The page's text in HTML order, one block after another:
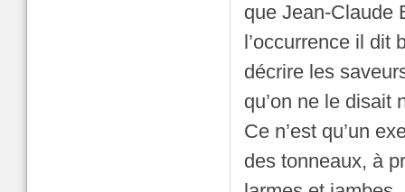
que Jean-Claude
l’occurrence il
décrire les
qu’on ne le disait
Ce n’est qu’un
des tonneaux, à